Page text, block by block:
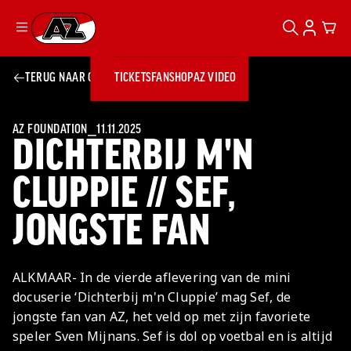
Ga naar onze homepage
TICKETSFANSHOPAZ VIDEO
TICKETS
TICKETS
AZ 1
AZ
VROUWEN
JONG AZ
FANSHOP
AZ VIDEO
BUSINESS
BUSINESS
AZ Business
Wat is AZ
AZ Business
Events
Losse tickets
Kees Kist
Georg Kessler
Lounge
Skybox
Exposure
Partnership
Bestel je
seizoenkaart
NieuwsNIEUWS
Teams
TEAMS
Club & Fans
CLUB & FANS
JEUGDOPLEIDING
ZOEKEN
TERUG NAAR OVERZICHT
DICHTERBIJ M'N
CLUPPIE // SEF,
JONGSTE FAN
AZ FOUNDATION ⎯11.11.2025
ALKMAAR- In de vierde aflevering van de mini
docuserie ‘Dichterbij m'n Cluppie’ mag Sef, de
jongste fan van AZ, het veld op met zijn favoriete
speler Sven Mijnans. Sef is dol op voetbal en is altijd